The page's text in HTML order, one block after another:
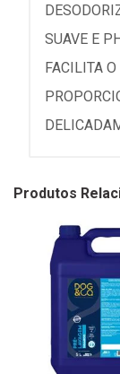
SUAVE E
FACILITA
Produtos